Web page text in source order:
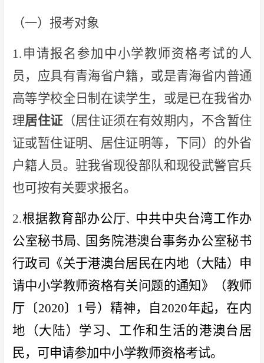
（一）报考对象
1.申请报名参加中小学教师资格考试的人
员，应具有青海省户籍，或是青海省内普通
高等学校全日制在读学生，或是已在我省办
理居住证 （居住证须在有效期内，不含暂住
证或暂住证明、居住证明等，下同）的外省
户籍人员。驻我省现役部队和现役武警官兵
也可按有关要求报名。
2.根据教育部办公厅、
中共中央台湾工作办
公室秘书局、
国务院港澳台事务办公室秘书
行政司《关于港澳台居民在内地（大陆）申
请中小学教师资格有关问题的通知》（教师
厅〔2020〕1号）精神，自2020年起，在内
地（大陆）学习、工作和生活的港澳台居
民，可申请参加中小学教师资格考试。